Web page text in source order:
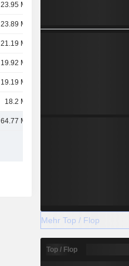
23.95 Mrd.
23.89 Mrd.
21.19 Mrd.
19.92 Mrd.
19.19 Mrd.
18.2 Mrd.
64.77 Mrd.
Mehr Top / Flop
Top / Flop